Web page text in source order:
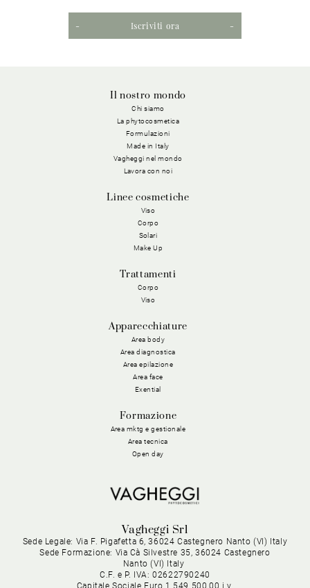
Iscriviti ora
Il nostro mondo
Chi siamo
La phytocosmetica
Formulazioni
Made in Italy
Vagheggi nel mondo
Lavora con noi
Linee cosmetiche
Viso
Corpo
Solari
Make Up
Trattamenti
Corpo
Viso
Apparecchiature
Area body
Area diagnostica
Area epilazione
Area face
Exential
Formazione
Area mktg e gestionale
Area tecnica
Open day
Vagheggi Srl
Sede Legale: Via F. Pigafetta 6, 36024 Castegnero Nanto (VI) Italy
Sede Formazione: Via Cà Silvestre 35, 36024 Castegnero
Nanto (VI) Italy
C.F. e P. IVA: 02622790240
Capitale Sociale Euro 1.549.500,00 i.v.